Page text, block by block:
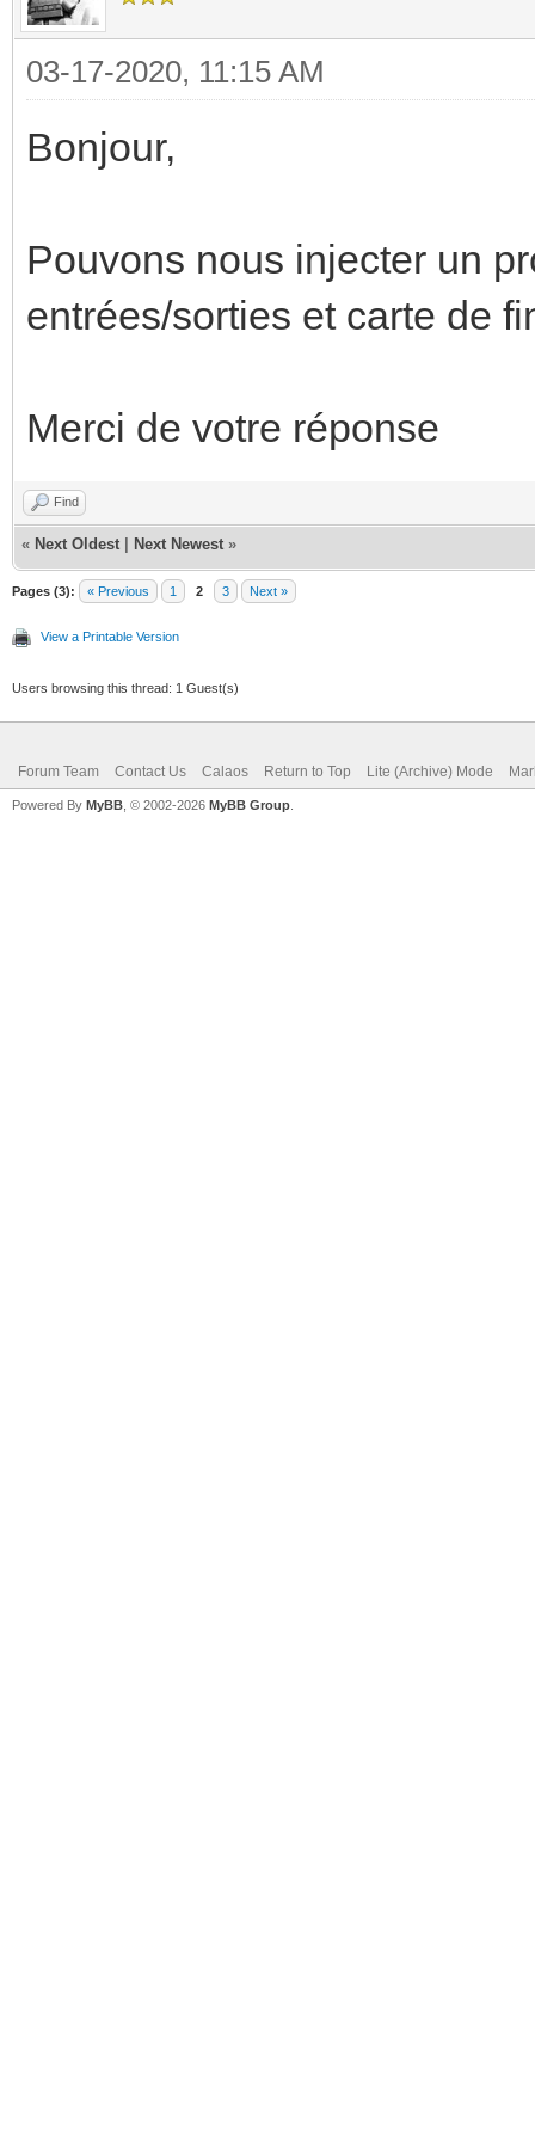
03-17-2020, 11:15 AM
Bonjour,
Pouvons nous injecter un
entrées/sorties et carte de
Merci de votre réponse
Find
« Next Oldest Next Newest »
Pages (3): « Previous 1 2 3 Next »
View a Printable Version
Users browsing this thread: 1 Guest(s)
Forum Team Contact Us Calaos Return to Top Lite (Archive) Mode
Powered By MyBB , © 2002-2026 MyBB Group